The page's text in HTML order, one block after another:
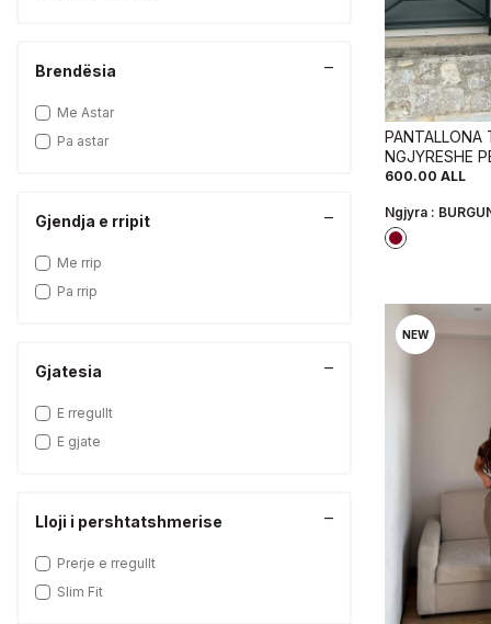
Brendësia
Me Astar
Pa astar
Gjendja e rripit
Me rrip
Pa rrip
Gjatesia
E rregullt
E gjate
Lloji i pershtatshmerise
Prerje e rregullt
Slim Fit
PANTALLONA
NGJYRESHE
NGJYRE
600.00 ALL
Ngjyra :
NEW